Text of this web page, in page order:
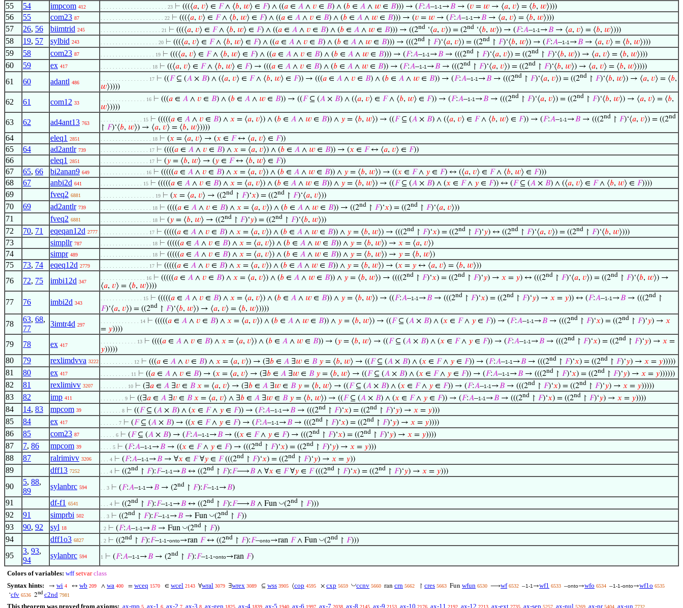
55 54 impcom 412 . . . . . . . . . . . . . . . . . . . . . . 23 ⊢ (((⟨𝑎, 𝑣⟩ ∈ 𝐹∧ ⟨𝑏, 𝑤⟩ ∈ 𝐹) ∧ ((𝑎 ∈ 𝐴 ∧ 𝑣 ∈ 𝐵) ∧ (𝑏 ∈ 𝐴 ∧ 𝑤 ∈ 𝐵))) → (𝐹:𝐴–1-1 →𝐵 → (𝑣 = 𝑤 → ⟨𝑎, 𝑣⟩ = ⟨𝑏, 𝑤⟩)))
56 55 com23 87 . . . . . . . . . . . . . . . . . . . . . 22 ⊢ (((⟨𝑎, 𝑣⟩ ∈ 𝐹∧ ⟨𝑏, 𝑤⟩ ∈ 𝐹) ∧ ((𝑎 ∈ 𝐴 ∧ 𝑣 ∈ 𝐵) ∧ (𝑏 ∈ 𝐴 ∧ 𝑤 ∈ 𝐵))) → (𝑣 = 𝑤 → (𝐹:𝐴–1-1 →𝐵 → ⟨𝑎, 𝑣⟩ = ⟨𝑏, 𝑤⟩)))
57 26, 56 biimtrid 245 . . . . . . . . . . . . . . . . . . . . 21 ⊢ (((⟨𝑎, 𝑣⟩ ∈ 𝐹∧ ⟨𝑏, 𝑤⟩ ∈ 𝐹) ∧ ((𝑎 ∈ 𝐴 ∧ 𝑣 ∈ 𝐵) ∧ (𝑏 ∈ 𝐴 ∧ 𝑤 ∈ 𝐵))) → ((2nd ‘⟨𝑎, 𝑣⟩) = (2nd ‘⟨𝑏, 𝑤⟩) → (𝐹:𝐴–1-1→𝐵 → ⟨𝑎, 𝑣⟩ = ⟨𝑏, 𝑤⟩)))
58 19, 57 sylbid 243 . . . . . . . . . . . . . . . . . . . 20 ⊢ (((⟨𝑎, 𝑣⟩ ∈ 𝐹∧ ⟨𝑏, 𝑤⟩ ∈ 𝐹) ∧ ((𝑎 ∈ 𝐴 ∧ 𝑣 ∈ 𝐵) ∧ (𝑏 ∈ 𝐴 ∧ 𝑤 ∈ 𝐵))) → (((2nd ↾ 𝐹)‘⟨𝑎, 𝑣⟩) = ((2nd ↾ 𝐹)‘⟨𝑏, 𝑤⟩) → (𝐹:𝐴–1-1→𝐵 → ⟨𝑎, 𝑣⟩ = ⟨𝑏, 𝑤⟩)))
59 58 com23 87 . . . . . . . . . . . . . . . . . . 19 ⊢ (((⟨𝑎, 𝑣⟩ ∈ 𝐹∧ ⟨𝑏, 𝑤⟩ ∈ 𝐹) ∧ ((𝑎 ∈ 𝐴 ∧ 𝑣 ∈ 𝐵) ∧ (𝑏 ∈ 𝐴 ∧ 𝑤 ∈ 𝐵))) → (𝐹:𝐴–1-1→𝐵 → (((2nd ↾ 𝐹)‘⟨𝑎, 𝑣⟩) = ((2nd ↾ 𝐹)‘⟨𝑏, 𝑤⟩) → ⟨𝑎, 𝑣⟩ = ⟨𝑏, 𝑤⟩)))
60 59 ex 417 . . . . . . . . . . . . . . . . . 18 ⊢ ((⟨𝑎, 𝑣⟩ ∈ 𝐹∧ ⟨𝑏, 𝑤⟩ ∈ 𝐹) → (((𝑎 ∈ 𝐴 ∧ 𝑣 ∈ 𝐵) ∧ (𝑏 ∈ 𝐴 ∧ 𝑤 ∈ 𝐵)) → (𝐹:𝐴–1-1→𝐵 → (((2nd ↾ 𝐹)‘⟨𝑎, 𝑣⟩) = ((2nd ↾ 𝐹)‘⟨𝑏, 𝑤⟩) → ⟨𝑎, 𝑣⟩ = ⟨𝑏, 𝑤⟩))))
61 60 adantl 486
. . . . . . . . . . . . . . . . 17 ⊢ ((𝐹⊆ (𝐴 × 𝐵) ∧ (⟨𝑎, 𝑣⟩ ∈ 𝐹∧ ⟨𝑏, 𝑤⟩ ∈ 𝐹)) → (((𝑎 ∈ 𝐴 ∧ 𝑣 ∈ 𝐵) ∧ (𝑏 ∈ 𝐴 ∧ 𝑤 ∈ 𝐵)) → (𝐹:𝐴–1-1→𝐵 → (((2nd ↾ 𝐹)‘⟨𝑎, 𝑣⟩) = ((2nd ↾ 𝐹)‘⟨𝑏, 𝑤⟩) → ⟨𝑎, 𝑣⟩ = ⟨𝑏,
𝑤⟩))))
62 61 com12 33
. . . . . . . . . . . . . . . 16 ⊢ (((𝑎 ∈ 𝐴 ∧ 𝑣 ∈ 𝐵) ∧ (𝑏 ∈ 𝐴 ∧ 𝑤 ∈ 𝐵)) → ((𝐹⊆ (𝐴 × 𝐵) ∧ (⟨𝑎, 𝑣⟩ ∈ 𝐹∧ ⟨𝑏, 𝑤⟩ ∈ 𝐹)) → (𝐹:𝐴–1-1→𝐵 → (((2nd ↾ 𝐹)‘⟨𝑎, 𝑣⟩) = ((2nd ↾ 𝐹)‘⟨𝑏, 𝑤⟩) → ⟨𝑎, 𝑣⟩ = ⟨𝑏,
𝑤⟩))))
63 62 ad4ant13 763
. . . . . . . . . . . . . . 15 ⊢ (((((𝑎 ∈ 𝐴 ∧ 𝑣 ∈ 𝐵) ∧ 𝑥 = ⟨𝑎, 𝑣⟩) ∧ (𝑏 ∈ 𝐴 ∧ 𝑤 ∈ 𝐵)) ∧ 𝑦 = ⟨𝑏, 𝑤⟩) → ((𝐹⊆ (𝐴 × 𝐵) ∧ (⟨𝑎, 𝑣⟩ ∈ 𝐹∧ ⟨𝑏, 𝑤⟩ ∈ 𝐹)) → (𝐹:𝐴–1-1→𝐵 → (((2nd ↾ 𝐹)‘⟨𝑎, 𝑣⟩) = ((2nd
↾ 𝐹)‘⟨𝑏, 𝑤⟩) → ⟨𝑎, 𝑣⟩ = ⟨𝑏, 𝑤⟩))))
64 eleq1 2851 . . . . . . . . . . . . . . . . . 18 ⊢ (𝑥 = ⟨𝑎, 𝑣⟩ → (𝑥 ∈ 𝐹↔ ⟨𝑎, 𝑣⟩ ∈ 𝐹))
65 64 ad2antlr 739 . . . . . . . . . . . . . . . . 17 ⊢ ((((𝑎 ∈ 𝐴 ∧ 𝑣 ∈ 𝐵) ∧ 𝑥 = ⟨𝑎, 𝑣⟩) ∧ (𝑏 ∈ 𝐴 ∧ 𝑤 ∈ 𝐵)) → (𝑥 ∈ 𝐹↔ ⟨𝑎, 𝑣⟩ ∈ 𝐹))
66 eleq1 2851 . . . . . . . . . . . . . . . . 17 ⊢ (𝑦 = ⟨𝑏, 𝑤⟩ → (𝑦 ∈ 𝐹↔ ⟨𝑏, 𝑤⟩ ∈ 𝐹))
67 65, 66 bi2anan9 649 . . . . . . . . . . . . . . . 16 ⊢ (((((𝑎 ∈ 𝐴 ∧ 𝑣 ∈ 𝐵) ∧ 𝑥 = ⟨𝑎, 𝑣⟩) ∧ (𝑏 ∈ 𝐴 ∧ 𝑤 ∈ 𝐵)) ∧ 𝑦 = ⟨𝑏, 𝑤⟩) → ((𝑥 ∈ 𝐹∧ 𝑦 ∈ 𝐹) ↔ (⟨𝑎, 𝑣⟩ ∈ 𝐹∧ ⟨𝑏, 𝑤⟩ ∈ 𝐹)))
68 67 anbi2d 641 . . . . . . . . . . . . . . 15 ⊢ (((((𝑎 ∈ 𝐴 ∧ 𝑣 ∈ 𝐵) ∧ 𝑥 = ⟨𝑎, 𝑣⟩) ∧ (𝑏 ∈ 𝐴 ∧ 𝑤 ∈ 𝐵)) ∧ 𝑦 = ⟨𝑏, 𝑤⟩) → ((𝐹⊆ (𝐴 × 𝐵) ∧ (𝑥 ∈ 𝐹∧ 𝑦 ∈ 𝐹)) ↔ (𝐹⊆ (𝐴 × 𝐵) ∧ (⟨𝑎, 𝑣⟩ ∈ 𝐹∧ ⟨𝑏, 𝑤⟩ ∈ 𝐹))))
69 fveq2 6881 . . . . . . . . . . . . . . . . . . 19 ⊢ (𝑥 = ⟨𝑎, 𝑣⟩ → ((2nd ↾ 𝐹)‘𝑥) = ((2nd ↾ 𝐹)‘⟨𝑎, 𝑣⟩))
70 69 ad2antlr 739 . . . . . . . . . . . . . . . . . 18 ⊢ ((((𝑎 ∈ 𝐴 ∧ 𝑣 ∈ 𝐵) ∧ 𝑥 = ⟨𝑎, 𝑣⟩) ∧ (𝑏 ∈ 𝐴 ∧ 𝑤 ∈ 𝐵)) → ((2nd ↾ 𝐹)‘𝑥) = ((2nd ↾ 𝐹)‘⟨𝑎, 𝑣⟩))
71 fveq2 6881 . . . . . . . . . . . . . . . . . 18 ⊢ (𝑦 = ⟨𝑏, 𝑤⟩ → ((2nd ↾ 𝐹)‘𝑦) = ((2nd ↾ 𝐹)‘⟨𝑏, 𝑤⟩))
72 70, 71 eqeqan12d 2777 . . . . . . . . . . . . . . . . 17 ⊢ (((((𝑎 ∈ 𝐴 ∧ 𝑣 ∈ 𝐵) ∧ 𝑥 = ⟨𝑎, 𝑣⟩) ∧ (𝑏 ∈ 𝐴 ∧ 𝑤 ∈ 𝐵)) ∧ 𝑦 = ⟨𝑏, 𝑤⟩) → (((2nd ↾ 𝐹)‘𝑥) = ((2nd ↾ 𝐹)‘𝑦) ↔ ((2nd ↾ 𝐹)‘⟨𝑎, 𝑣⟩) = ((2nd ↾ 𝐹)‘⟨𝑏, 𝑤⟩)))
73 simpllr 787 . . . . . . . . . . . . . . . . . 18 ⊢ (((((𝑎 ∈ 𝐴 ∧ 𝑣 ∈ 𝐵) ∧ 𝑥 = ⟨𝑎, 𝑣⟩) ∧ (𝑏 ∈ 𝐴 ∧ 𝑤 ∈ 𝐵)) ∧ 𝑦 = ⟨𝑏, 𝑤⟩) → 𝑥 = ⟨𝑎, 𝑣⟩)
74 simpr 489 . . . . . . . . . . . . . . . . . 18 ⊢ (((((𝑎 ∈ 𝐴 ∧ 𝑣 ∈ 𝐵) ∧ 𝑥 = ⟨𝑎, 𝑣⟩) ∧ (𝑏 ∈ 𝐴 ∧ 𝑤 ∈ 𝐵)) ∧ 𝑦 = ⟨𝑏, 𝑤⟩) → 𝑦 = ⟨𝑏, 𝑤⟩)
75 73, 74 eqeq12d 2779 . . . . . . . . . . . . . . . . 17 ⊢ (((((𝑎 ∈ 𝐴 ∧ 𝑣 ∈ 𝐵) ∧ 𝑥 = ⟨𝑎, 𝑣⟩) ∧ (𝑏 ∈ 𝐴 ∧ 𝑤 ∈ 𝐵)) ∧ 𝑦 = ⟨𝑏, 𝑤⟩) → (𝑥 = 𝑦 ↔ ⟨𝑎, 𝑣⟩ = ⟨𝑏, 𝑤⟩))
76 72, 75 imbi12d 347
. . . . . . . . . . . . . . . 16 ⊢ (((((𝑎 ∈ 𝐴 ∧ 𝑣 ∈ 𝐵) ∧ 𝑥 = ⟨𝑎, 𝑣⟩) ∧ (𝑏 ∈ 𝐴 ∧ 𝑤 ∈ 𝐵)) ∧ 𝑦 = ⟨𝑏, 𝑤⟩) → ((((2nd ↾ 𝐹)‘𝑥) = ((2nd ↾ 𝐹)‘𝑦) → 𝑥 = 𝑦) ↔ (((2nd ↾ 𝐹)‘⟨𝑎, 𝑣⟩) = ((2nd ↾ 𝐹)‘⟨𝑏, 𝑤⟩) →
⟨𝑎, 𝑣⟩ = ⟨𝑏, 𝑤⟩)))
77 76 imbi2d 343
. . . . . . . . . . . . . . 15 ⊢ (((((𝑎 ∈ 𝐴 ∧ 𝑣 ∈ 𝐵) ∧ 𝑥 = ⟨𝑎, 𝑣⟩) ∧ (𝑏 ∈ 𝐴 ∧ 𝑤 ∈ 𝐵)) ∧ 𝑦 = ⟨𝑏, 𝑤⟩) → ((𝐹:𝐴–1-1→𝐵 → (((2nd ↾ 𝐹)‘𝑥) = ((2nd ↾ 𝐹)‘𝑦) → 𝑥 = 𝑦)) ↔ (𝐹:𝐴–1-1→𝐵 → (((2nd
↾
𝐹)‘⟨𝑎, 𝑣⟩) = ((2nd ↾ 𝐹)‘⟨𝑏, 𝑤⟩) → ⟨𝑎, 𝑣⟩ = ⟨𝑏, 𝑤⟩))))
78
63, 68,
77
3imtr4d 297
. . . . . . . . . . . . . 14 ⊢ (((((𝑎 ∈ 𝐴 ∧ 𝑣 ∈ 𝐵) ∧ 𝑥 = ⟨𝑎, 𝑣⟩) ∧ (𝑏 ∈ 𝐴 ∧ 𝑤 ∈ 𝐵)) ∧ 𝑦 = ⟨𝑏, 𝑤⟩) → ((𝐹⊆ (𝐴 × 𝐵) ∧ (𝑥 ∈ 𝐹∧ 𝑦 ∈ 𝐹)) → (𝐹:𝐴–1-1→𝐵 → (((2nd ↾ 𝐹)‘𝑥) = ((2nd ↾ 𝐹)‘𝑦) → 𝑥
= 𝑦))))
79 78 ex 417
. . . . . . . . . . . . 13 ⊢ ((((𝑎 ∈ 𝐴 ∧ 𝑣 ∈ 𝐵) ∧ 𝑥 = ⟨𝑎, 𝑣⟩) ∧ (𝑏 ∈ 𝐴 ∧ 𝑤 ∈ 𝐵)) → (𝑦 = ⟨𝑏, 𝑤⟩ → ((𝐹⊆ (𝐴 × 𝐵) ∧ (𝑥 ∈ 𝐹∧ 𝑦 ∈ 𝐹)) → (𝐹:𝐴–1-1→𝐵 → (((2nd ↾ 𝐹)‘𝑥) = ((2nd ↾ 𝐹)‘𝑦) → 𝑥 =
𝑦)))))
80 79 rexlimdvva 3222 . . . . . . . . . . . 12 ⊢ (((𝑎 ∈ 𝐴 ∧ 𝑣 ∈ 𝐵) ∧ 𝑥 = ⟨𝑎, 𝑣⟩) → (∃𝑏 ∈ 𝐴 ∃𝑤 ∈ 𝐵 𝑦 = ⟨𝑏, 𝑤⟩ → ((𝐹⊆ (𝐴 × 𝐵) ∧ (𝑥 ∈ 𝐹∧ 𝑦 ∈ 𝐹)) → (𝐹:𝐴–1-1→𝐵 → (((2nd ↾ 𝐹)‘𝑥) = ((2nd ↾ 𝐹)‘𝑦) → 𝑥 = 𝑦)))))
81 80 ex 417 . . . . . . . . . . 11 ⊢ ((𝑎 ∈ 𝐴 ∧ 𝑣 ∈ 𝐵) → (𝑥 = ⟨𝑎, 𝑣⟩ → (∃𝑏 ∈ 𝐴 ∃𝑤 ∈ 𝐵 𝑦 = ⟨𝑏, 𝑤⟩ → ((𝐹⊆ (𝐴 × 𝐵) ∧ (𝑥 ∈ 𝐹∧ 𝑦 ∈ 𝐹)) → (𝐹:𝐴–1-1→𝐵 → (((2nd ↾ 𝐹)‘𝑥) = ((2nd ↾ 𝐹)‘𝑦) → 𝑥 = 𝑦))))))
82 81 rexlimivv 3207 . . . . . . . . . 10 ⊢ (∃𝑎 ∈ 𝐴 ∃𝑣 ∈ 𝐵 𝑥 = ⟨𝑎, 𝑣⟩ → (∃𝑏 ∈ 𝐴 ∃𝑤 ∈ 𝐵 𝑦 = ⟨𝑏, 𝑤⟩ → ((𝐹⊆ (𝐴 × 𝐵) ∧ (𝑥 ∈ 𝐹∧ 𝑦 ∈ 𝐹)) → (𝐹:𝐴–1-1→𝐵 → (((2nd ↾ 𝐹)‘𝑥) = ((2nd ↾ 𝐹)‘𝑦) → 𝑥 = 𝑦)))))
83 82 imp 411 . . . . . . . . 9 ⊢ ((∃𝑎 ∈ 𝐴 ∃𝑣 ∈ 𝐵 𝑥 = ⟨𝑎, 𝑣⟩ ∧ ∃𝑏 ∈ 𝐴 ∃𝑤 ∈ 𝐵 𝑦 = ⟨𝑏, 𝑤⟩) → ((𝐹⊆ (𝐴 × 𝐵) ∧ (𝑥 ∈ 𝐹∧ 𝑦 ∈ 𝐹)) → (𝐹:𝐴–1-1→𝐵 → (((2nd ↾ 𝐹)‘𝑥) = ((2nd ↾ 𝐹)‘𝑦) → 𝑥 = 𝑦))))
84 14, 83 mpcom 39 . . . . . . . 8 ⊢ ((𝐹⊆ (𝐴 × 𝐵) ∧ (𝑥 ∈ 𝐹∧ 𝑦 ∈ 𝐹)) → (𝐹:𝐴–1-1→𝐵 → (((2nd ↾ 𝐹)‘𝑥) = ((2nd ↾ 𝐹)‘𝑦) → 𝑥 = 𝑦)))
85 84 ex 417 . . . . . . 7 ⊢ (𝐹⊆ (𝐴 × 𝐵) → ((𝑥 ∈ 𝐹∧ 𝑦 ∈ 𝐹) → (𝐹:𝐴–1-1→𝐵 → (((2nd ↾ 𝐹)‘𝑥) = ((2nd ↾ 𝐹)‘𝑦) → 𝑥 = 𝑦))))
86 85 com23 87 . . . . . 6 ⊢ (𝐹⊆ (𝐴 × 𝐵) → (𝐹:𝐴–1-1→𝐵 → ((𝑥 ∈ 𝐹∧ 𝑦 ∈ 𝐹) → (((2nd ↾ 𝐹)‘𝑥) = ((2nd ↾ 𝐹)‘𝑦) → 𝑥 = 𝑦))))
87 7, 86 mpcom 39 . . . . 5 ⊢ (𝐹:𝐴–1-1→𝐵 → ((𝑥 ∈ 𝐹∧ 𝑦 ∈ 𝐹) → (((2nd ↾ 𝐹)‘𝑥) = ((2nd ↾ 𝐹)‘𝑦) → 𝑥 = 𝑦)))
88 87 ralrimivv 3206 . . . 4 ⊢ (𝐹:𝐴–1-1→𝐵 → ∀𝑥 ∈ 𝐹∀𝑦 ∈ 𝐹(((2nd ↾ 𝐹)‘𝑥) = ((2nd ↾ 𝐹)‘𝑦) → 𝑥 = 𝑦))
89 dff13 7252 . . . 4 ⊢ ((2nd ↾ 𝐹):𝐹–1-1→𝐵 ↔ ((2nd ↾ 𝐹):𝐹⟶𝐵 ∧ ∀𝑥 ∈ 𝐹∀𝑦 ∈ 𝐹(((2nd ↾ 𝐹)‘𝑥) = ((2nd ↾ 𝐹)‘𝑦) → 𝑥 = 𝑦)))
90
5, 88,
89
sylanbrc 594 . . 3 ⊢ (𝐹:𝐴–1-1→𝐵 → (2nd ↾ 𝐹):𝐹–1-1→𝐵)
91 df-f1 6541 . . . 4 ⊢ ((2nd ↾ 𝐹):𝐹–1-1→𝐵 ↔ ((2nd ↾ 𝐹):𝐹⟶𝐵 ∧ Fun ◡(2nd ↾ 𝐹)))
92 91 simprbi 502 . . 3 ⊢ ((2nd ↾ 𝐹):𝐹–1-1→𝐵 → Fun ◡(2nd ↾ 𝐹))
93 90, 92 syl 18 . 2 ⊢ (𝐹:𝐴–1-1→𝐵 → Fun ◡(2nd ↾ 𝐹))
94 dff1o3 6827 . 2 ⊢ ((2nd ↾ 𝐹):𝐹–1-1-onto→ran 𝐹↔ ((2nd ↾ 𝐹):𝐹–onto→ran 𝐹∧ Fun ◡(2nd ↾ 𝐹)))
95
3, 93,
94
sylanbrc 594 1 ⊢ (𝐹:𝐴–1-1→𝐵 → (2nd ↾ 𝐹):𝐹–1-1-onto→ran 𝐹)
Colors of variables: wff setvar class
Syntax hints:
→ wi 4 ↔ wb 209 ∧ wa 400 = wceq 1570 ∈ wcel 2143 ∀wral 3079 ∃wrex 3089 ⊆ wss 3905 ⟨cop 4595 × cxp 5659 ◡ccnv 5660 ran crn 5662 ↾ cres 5663 Fun wfun 6530 ⟶wf 6532 –1-1→wf1 6533 –onto→wfo 6534 –1-1-onto→wf1o 6535
‘cfv 6536 2nd c2nd 7981
This theorem was proved from axioms: ax-mp 5 ax-1 6 ax-2 7 ax-3 8 ax-gen 1825 ax-4 1839 ax-5 1940 ax-6 1997 ax-7 2038 ax-8 2145 ax-9 2153 ax-10 2176 ax-11 2192 ax-12 2213 ax-ext 2735 ax-sep 5257 ax-nul 5269 ax-pr 5404 ax-un 7732